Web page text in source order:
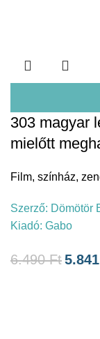
303 magyar
mielőtt
Film, színház,
Szerző: Dömötör
Kiadó: Gabo
6.490Ft5.841